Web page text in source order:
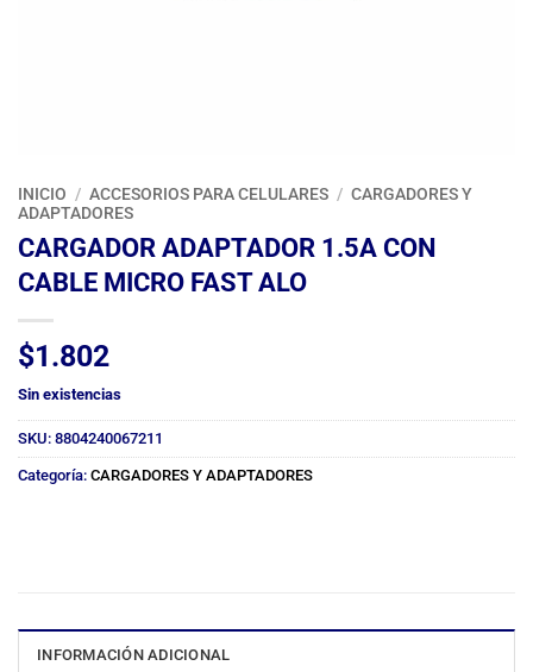
INICIO / ACCESORIOS PARA CELULARES / CARGADORES Y
ADAPTADORES
CARGADOR ADAPTADOR 1.5A CON
CABLE MICRO FAST ALO
$1.802
Sin existencias
SKU: 8804240067211
Categoría: CARGADORES Y ADAPTADORES
INFORMACIÓN ADICIONAL